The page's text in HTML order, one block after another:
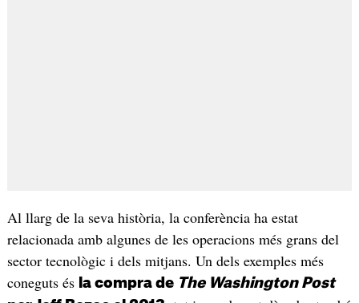
Al llarg de la seva història, la conferència ha estat
relacionada amb algunes de les operacions més grans del
sector tecnològic i dels mitjans. Un dels exemples més
coneguts és la compra de The Washington Post